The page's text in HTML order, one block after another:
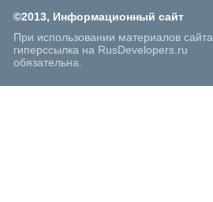
©2013, Информационный сайт
При использовании материалов сайта
гиперссылка на RusDevelopers.ru
обязательна.